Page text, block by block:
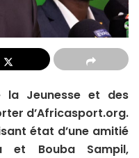
la Jeunesse et des
d’Africasport.org.
état d’une amitié
et Bouba Sampil,